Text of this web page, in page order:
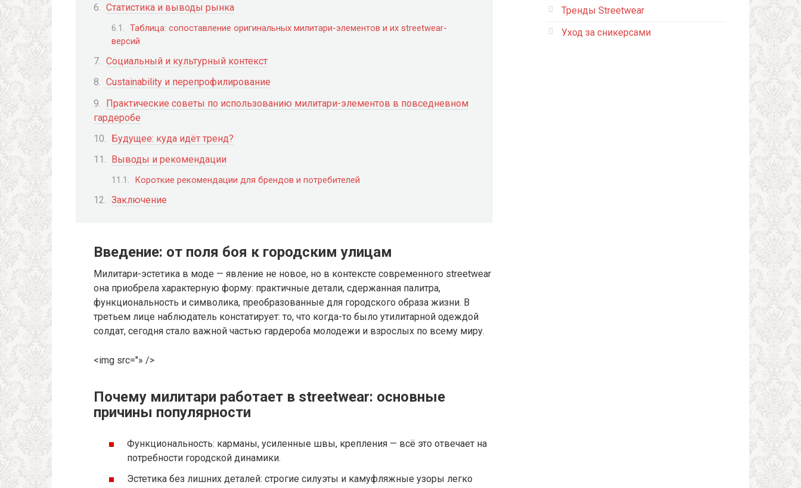
Статистика и выводы рынка
Таблица: сопоставление оригинальных милитари-элементов и их streetwear-
версий
Социальный и культурный контекст
Сustainability и перепрофилирование
Практические советы по использованию милитари-элементов в повседневном
гардеробе
Будущее: куда идёт тренд?
Выводы и рекомендации
Короткие рекомендации для брендов и потребителей
Заключение
Введение: от поля боя к городским улицам
Милитари-эстетика в моде — явление не новое, но в контексте современного streetwear
она приобрела характерную форму: практичные детали, сдержанная палитра,
функциональность и символика, преобразованные для городского образа жизни. В
третьем лице наблюдатель констатирует: то, что когда-то было утилитарной одеждой
солдат, сегодня стало важной частью гардероба молодежи и взрослых по всему миру.
<img src="» />
Почему милитари работает в streetwear: основные
причины популярности
Функциональность: карманы, усиленные швы, крепления — всё это отвечает на
потребности городской динамики.
Эстетика без лишних деталей: строгие силуэты и камуфляжные узоры легко
Тренды Streetwear
Уход за сникерсами